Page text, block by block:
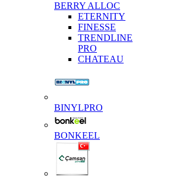
BERRY ALLOC
ETERNITY
FINESSE
TRENDLINE
PRO
CHATEAU
BINYLPRO
BONKEEL